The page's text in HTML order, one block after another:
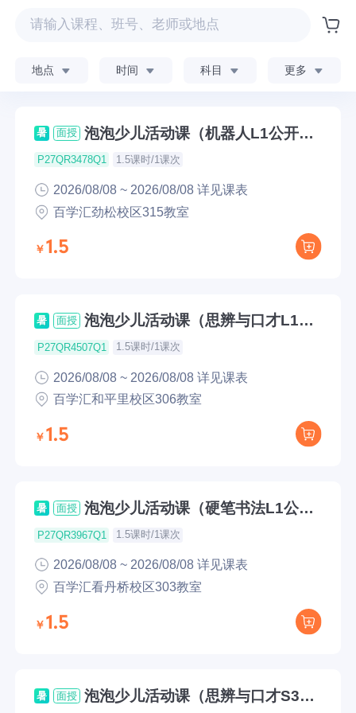
地点 时间 科目 更多
暑 面授
泡泡少儿活动课（机器人L1公开
课）
P27QR3478Q1 1.5课时/1课次
2026/08/08 ~ 2026/08/08 详见课表
百学汇劲松校区315教室
1.5
暑 面授
泡泡少儿活动课（思辨与口才L1公
开课）
P27QR4507Q1 1.5课时/1课次
2026/08/08 ~ 2026/08/08 详见课表
百学汇和平里校区306教室
1.5
暑 面授
泡泡少儿活动课（硬笔书法L1公开
课）
P27QR3967Q1 1.5课时/1课次
2026/08/08 ~ 2026/08/08 详见课表
百学汇看丹桥校区303教室
1.5
暑 面授
泡泡少儿活动课（思辨与口才S3公